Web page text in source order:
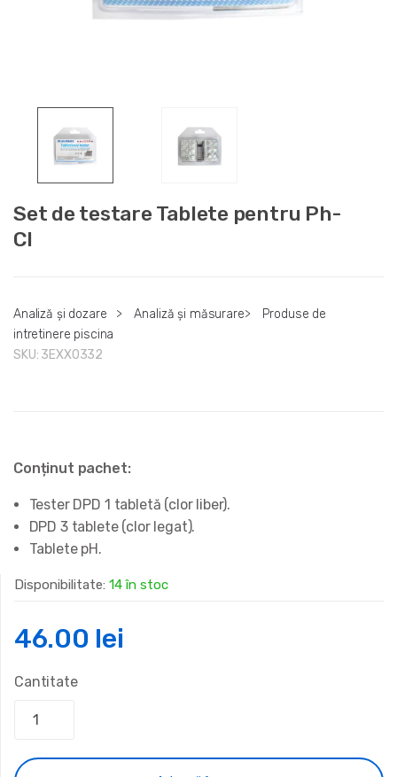
Set de testare Tablete pentru Ph-
Cl
Analiză și dozare > Analiză și măsurare>
Produse de
intretinere piscina
SKU: 3EXX0332
Conținut pachet:
Tester DPD 1 tabletă (clor liber).
DPD 3 tablete (clor legat).
Tablete pH.
Disponibilitate: 14 în stoc
46.00 lei
Cantitate